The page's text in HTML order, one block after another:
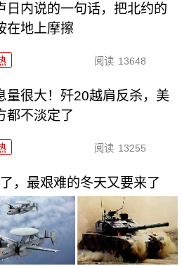
日内说的一句话，把北约的
在地上摩擦
阅读 13648
量很大！歼20越肩反杀，美
都不淡定了
阅读 13255
，最艰难的冬天又要来了